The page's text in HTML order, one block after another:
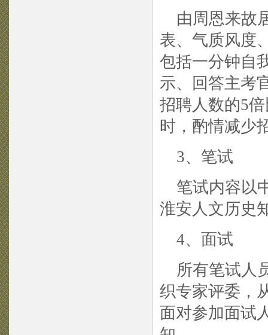
由周恩来故
表、气质风度
包括一分钟自
示、回答主考
招聘人数的5
时，酌情减少
3、笔试
笔试内容以
淮安人文历史
4、面试
所有笔试人
织专家评委，
面对参加面试